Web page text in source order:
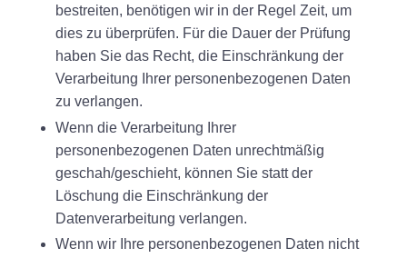
bestreiten, benötigen wir in der Regel Zeit, um
dies zu überprüfen. Für die Dauer der Prüfung
haben Sie das Recht, die Einschränkung der
Verarbeitung Ihrer personenbezogenen Daten
zu verlangen.
Wenn die Verarbeitung Ihrer
personenbezogenen Daten unrechtmäßig
geschah/geschieht, können Sie statt der
Löschung die Einschränkung der
Datenverarbeitung verlangen.
Wenn wir Ihre personenbezogenen Daten nicht